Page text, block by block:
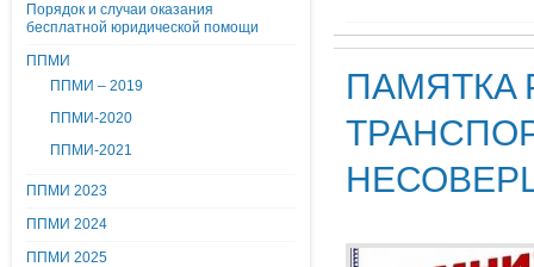
Порядок и случаи оказания
бесплатной юридической помощи
ППМИ
ППМИ – 2019
ППМИ-2020
ППМИ-2021
ППМИ 2023
ППМИ 2024
ППМИ 2025
ПАМЯТКА